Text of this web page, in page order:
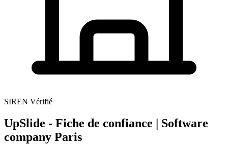
SIREN Vérifié
UpSlide - Fiche de confiance | Software
company Paris